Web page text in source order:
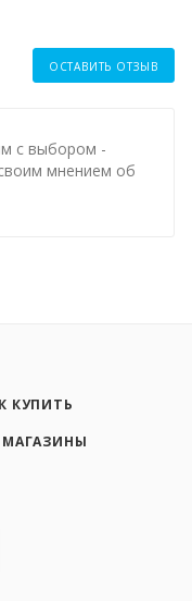
ОСТАВИТЬ ОТЗЫВ
с выбором -
мнением об
КУПИТЬ
МАГАЗИНЫ